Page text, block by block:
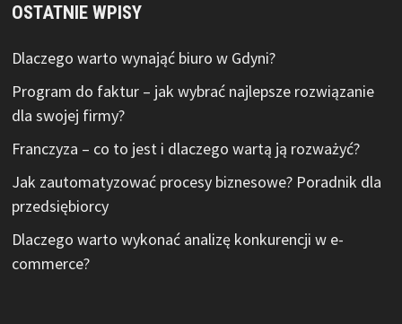
OSTATNIE WPISY
Dlaczego warto wynająć biuro w Gdyni?
Program do faktur – jak wybrać najlepsze rozwiązanie
dla swojej firmy?
Franczyza – co to jest i dlaczego wartą ją rozważyć?
Jak zautomatyzować procesy biznesowe? Poradnik dla
przedsiębiorcy
Dlaczego warto wykonać analizę konkurencji w e-
commerce?